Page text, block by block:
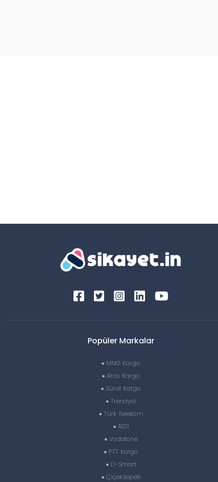
Popüler Markalar
MNG Kargo
Aras Kargo
Sürat Kargo
Trendyol
Türk Telekom
A101
Vodafone
PTT Kargo
D-Smart
ÇiçekSepeti